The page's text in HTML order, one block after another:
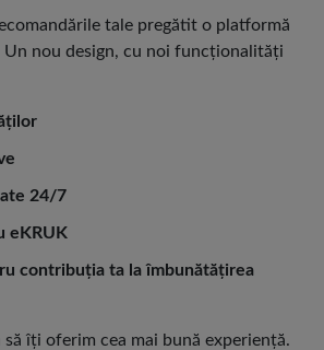
tale pregătit o platformă
nou design, cu noi funcționalități
24/7
eKRUK
contribuția ta la îmbunătățirea
să îți oferim cea mai bună experiență.